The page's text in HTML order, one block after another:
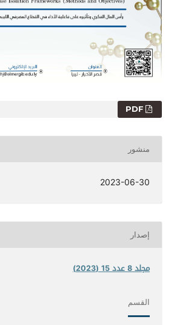
PDF
منشور
2023-06-30
إصدار
مجلد 8 عدد 15 (2023)
القسم